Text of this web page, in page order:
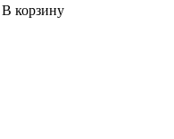
В корзину